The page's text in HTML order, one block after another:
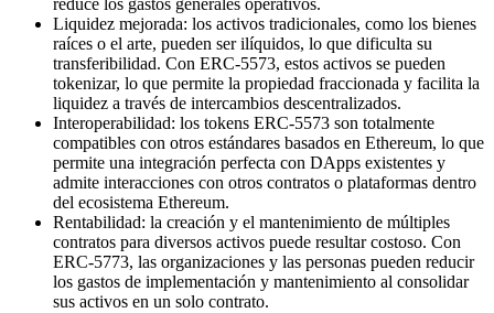
reduce los gastos generales operativos.
Liquidez mejorada: los activos tradicionales, como los bienes
raíces o el arte, pueden ser ilíquidos, lo que dificulta su
transferibilidad. Con ERC-5573, estos activos se pueden
tokenizar, lo que permite la propiedad fraccionada y facilita la
liquidez a través de intercambios descentralizados.
Interoperabilidad: los tokens ERC-5573 son totalmente
compatibles con otros estándares basados ​​en Ethereum, lo que
permite una integración perfecta con DApps existentes y
admite interacciones con otros contratos o plataformas dentro
del ecosistema Ethereum.
Rentabilidad: la creación y el mantenimiento de múltiples
contratos para diversos activos puede resultar costoso. Con
ERC-5773, las organizaciones y las personas pueden reducir
los gastos de implementación y mantenimiento al consolidar
sus activos en un solo contrato.